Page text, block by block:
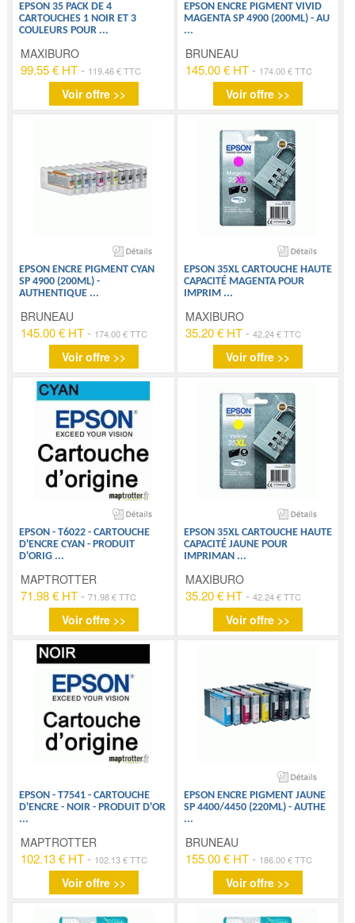
EPSON 35 PACK DE 4
CARTOUCHES 1 NOIR ET 3
COULEURS POUR ...
MAXIBURO
99.55 € HT - 119.46 € TTC
Voir offre >>
EPSON ENCRE PIGMENT VIVID
MAGENTA SP 4900 (200ML) - AU
...
BRUNEAU
145.00 € HT- 174.00 € TTC
Voir offre >>
EPSON ENCRE PIGMENT CYAN
SP 4900 (200ML) -
AUTHENTIQUE ...
BRUNEAU
145.00 € HT - 174.00 € TTC
Voir offre >>
EPSON 35XL CARTOUCHE HAUTE
CAPACITÉ MAGENTA POUR
IMPRIM ...
MAXIBURO
35.20 € HT- 42.24 € TTC
Voir offre >>
EPSON - T6022 - CARTOUCHE
D'ENCRE CYAN - PRODUIT
D'ORIG ...
MAPTROTTER
71.98 € HT -71.98 € TTC
Voir offre >>
EPSON 35XL CARTOUCHE HAUTE
CAPACITÉ JAUNE POUR
IMPRIMAN ...
MAXIBURO
35.20 € HT- 42.24 € TTC
Voir offre >>
EPSON - T7541 - CARTOUCHE
D'ENCRE - NOIR - PRODUIT D'OR
...
MAPTROTTER
102.13 € HT - 102.13 € TTC
Voir offre >>
EPSON ENCRE PIGMENT JAUNE
SP 4400/4450 (220ML) - AUTHE
...
BRUNEAU
155.00 € HT- 186.00 € TTC
Voir offre >>